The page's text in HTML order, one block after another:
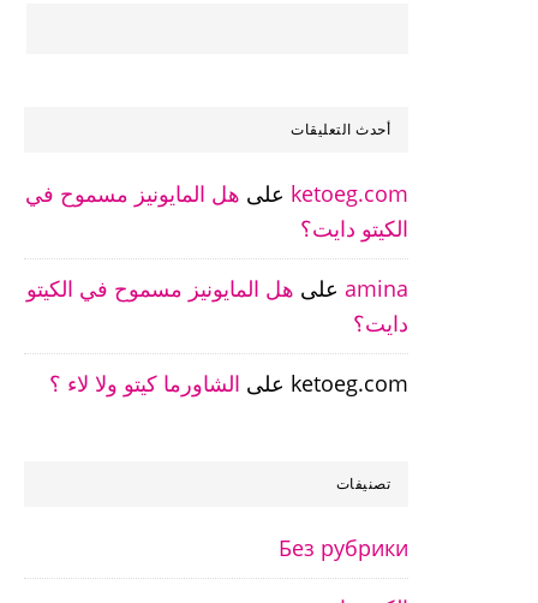
أحدث التعليقات
ketoeg.com على هل المايونيز مسموح في
الكيتو دايت؟
amina على هل المايونيز مسموح في الكيتو
دايت؟
ketoeg.com على الشاورما كيتو ولا لاء ؟
تصنيفات
Без рубрики